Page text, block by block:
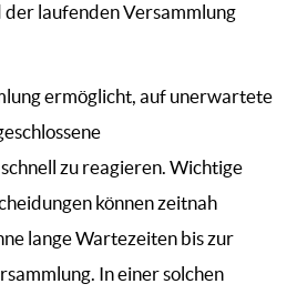
laufenden Versammlung
ermöglicht, auf unerwartete
zu reagieren. Wichtige
können zeitnah
lange Wartezeiten bis zur
In einer solchen